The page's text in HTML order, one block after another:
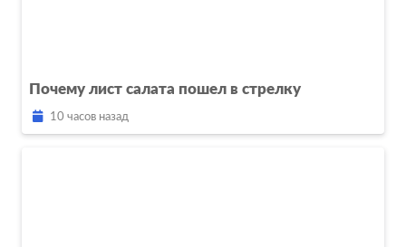
Почему лист салата пошел в стрелку
10 часов назад